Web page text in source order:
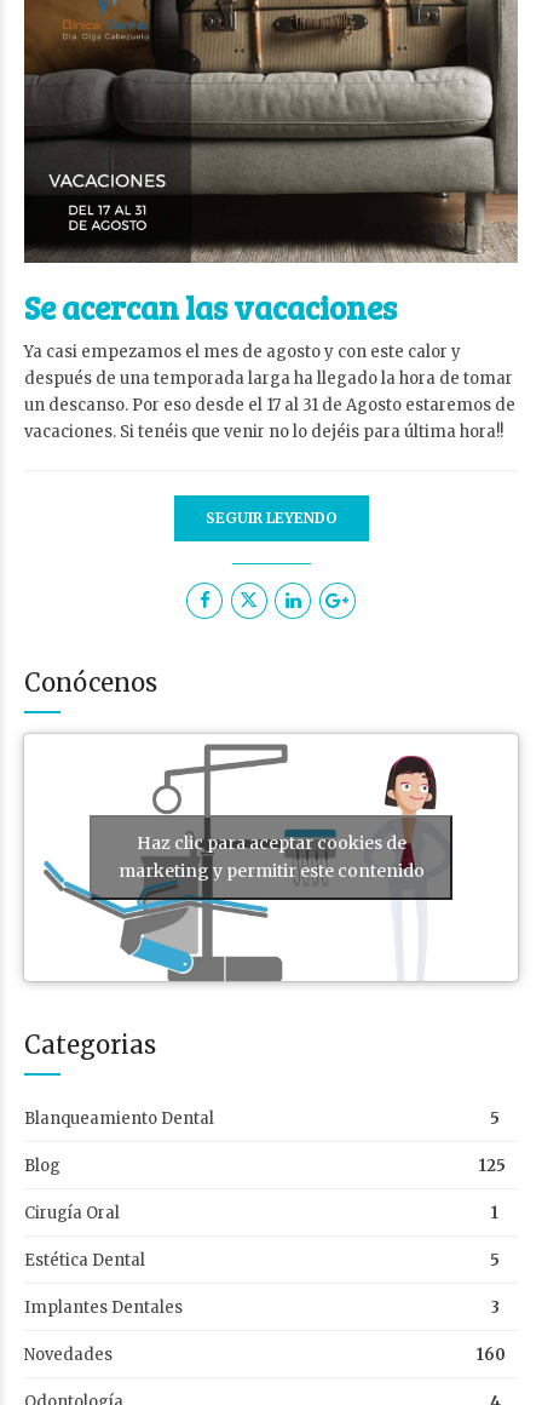
Se acercan las vacaciones
Ya casi empezamos el mes de agosto y con este calor y
después de una temporada larga ha llegado la hora de tomar
un descanso. Por eso desde el 17 al 31 de Agosto estaremos de
vacaciones. Si tenéis que venir no lo dejéis para última hora!!
SEGUIR LEYENDO
Conócenos
Haz clic para aceptar cookies de
marketing y permitir este contenido
Categorias
Blanqueamiento Dental 5
Blog 125
Cirugía Oral 1
Estética Dental 5
Implantes Dentales 3
Novedades 160